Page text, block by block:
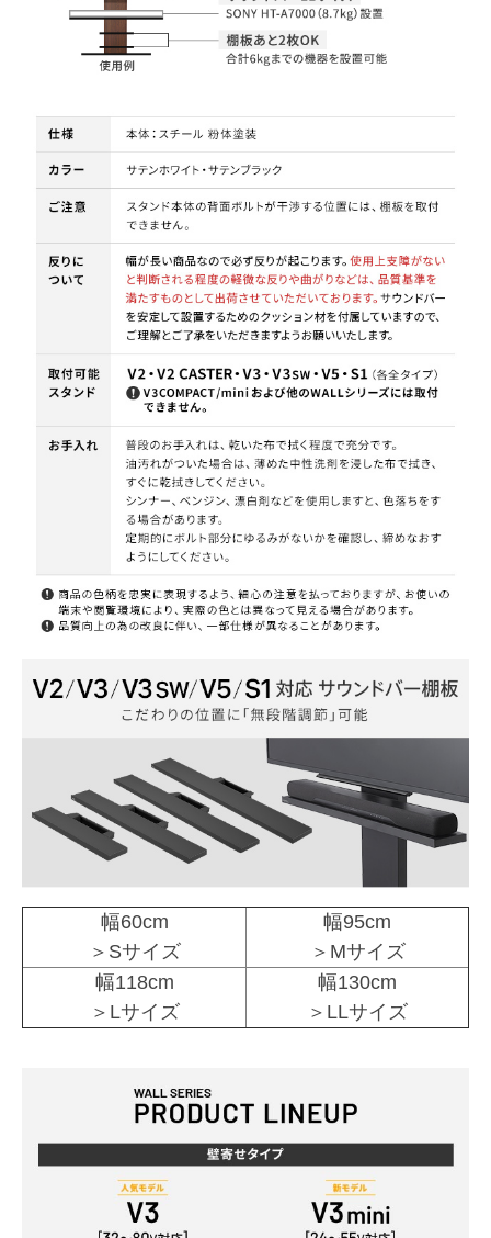
幅60cm
＞Sサイズ
幅95cm
＞Mサイズ
幅118cm
＞Lサイズ
幅130cm
＞LLサイズ